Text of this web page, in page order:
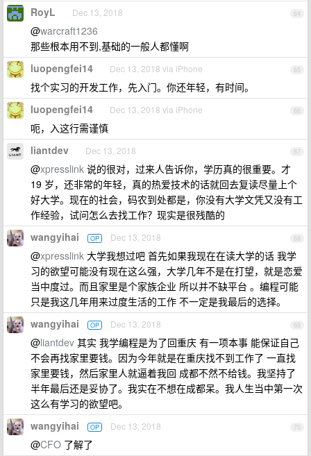
64
RoyL Dec 13, 2018
@warcraft1236
那些根本用不到,基础的一般人都懂啊
65
luopengfei14 Dec 13, 2018 via iPhone
找个实习的开发工作，先入门。你还年轻，有时间。
66
luopengfei14 Dec 13, 2018 via iPhone
呃，入这行需谨慎
67
liantdev Dec 13, 2018
@xpresslink 说的很对，过来人告诉你，学历真的很重要。才
19 岁，还非常的年轻，真的热爱技术的话就回去复读尽量上个
好大学。现在的社会，码农到处都是，你没有大学文凭又没有工
作经验，试问怎么去找工作？现实是很残酷的
68
wangyihai OP Dec 13, 2018
@xpresslink 大学我想过吧 首先如果我现在在读大学的话 我学
习的欲望可能没有现在这么强，大学几年不是在打望，就是恋爱
当中度过。而且家里是个家族企业 所以并不缺平台 。编程可能
只是我这几年用来过度生活的工作 不一定是我最后的选择。
69
wangyihai OP Dec 13, 2018
@liantdev 其实 我学编程是为了回重庆 有一项本事 能保证自己
不会再找家里要钱。因为今年就是在重庆找不到工作了 一直找
家里要钱，然后家里人就逼着我回 成都不然不给钱。我坚持了
半年最后还是妥协了。我实在不想在成都呆。我人生当中第一次
这么有学习的欲望吧。
70
wangyihai OP Dec 13, 2018
@CFO 了解了